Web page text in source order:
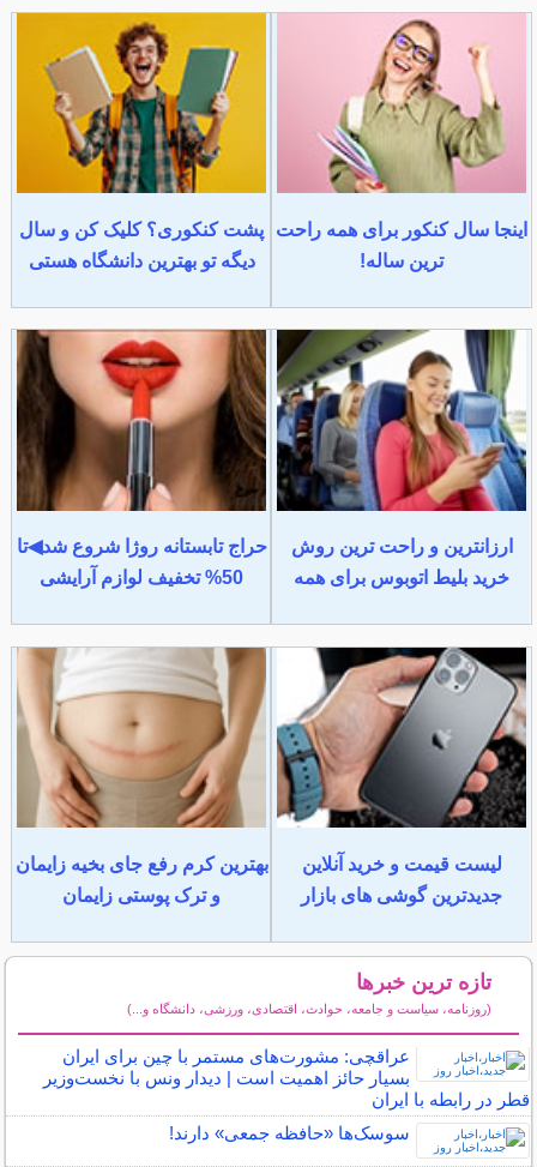
اینجا سال کنکور برای همه راحت
ترین ساله!
پشت کنکوری؟ کلیک کن و سال
دیگه تو بهترین دانشگاه هستی
ارزانترین و راحت ترین روش
خرید بلیط اتوبوس برای همه
حراج تابستانه روژا شروع شد◀تا
50% تخفیف لوازم آرایشی
لیست قیمت و خرید آنلاین
جدیدترین گوشی های بازار
بهترین کرم رفع جای بخیه زایمان
و ترک پوستی زایمان
تازه ترین خبرها
(روزنامه، سیاست و جامعه، حوادث، اقتصادی، ورزشی، دانشگاه و...)
عراقچی: مشورت‌های مستمر با چین برای ایران
بسیار حائز اهمیت است | دیدار ونس با نخست‌وزیر
قطر در رابطه با ایران
سوسک‌ها «حافظه جمعی» دارند!